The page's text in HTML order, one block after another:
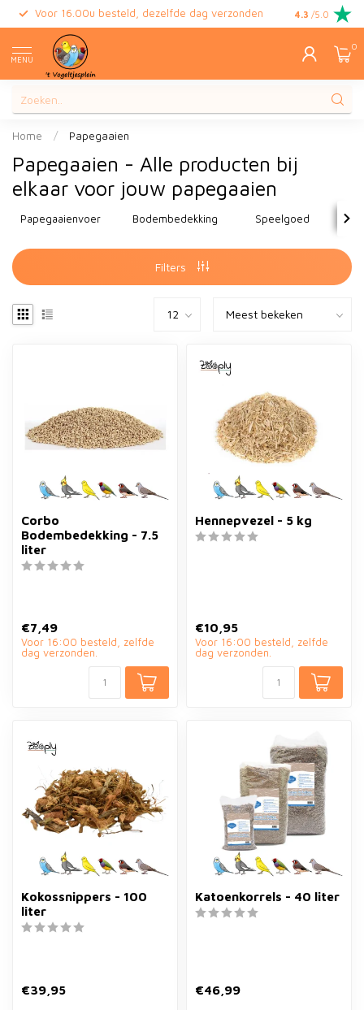
Voor 16.00u besteld, dezelfde dag verzonden Gratis
4.3 /5.0
MENU
0
Home / Papegaaien
Papegaaien - Alle producten bij
elkaar voor jouw papegaaien
Papegaaienvoer Bodembedekking Speelgoed
Filters
Corbo
Bodembedekking - 7.5
liter
€7,49
Voor 16:00 besteld, zelfde
dag verzonden.
Hennepvezel - 5 kg
€10,95
Voor 16:00 besteld, zelfde
dag verzonden.
Kokossnippers - 100
liter
€39,95
Katoenkorrels - 40 liter
€46,99